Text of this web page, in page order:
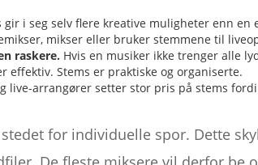
gir i seg selv flere kreative muligheter enn en
mikser eller bruker stemmene til
raskere. Hvis en musiker ikke trenger alle
effektiv. Stems er praktiske og organiserte.
live-arrangører setter stor pris på stems
for individuelle spor. Dette